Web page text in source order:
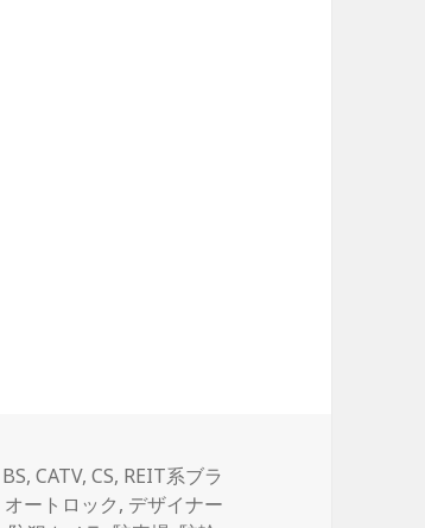
BS,CATV,CS, REIT系ブラ
オートロック, デザイナー